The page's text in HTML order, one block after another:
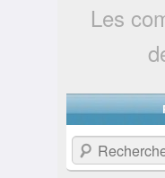
Les
Recherche